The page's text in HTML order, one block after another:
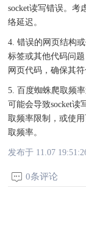
socket读写错误。考
络延迟。
4. 错误的网页结构
标签或其他代码问
网页代码，确保其
5. 百度蜘蛛爬取频
可能会导致socket读
取频率限制，或使
取频率。
发布于 11.07
0条评论